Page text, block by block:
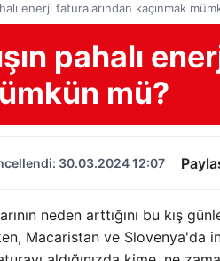
enerji faturalarından kaçınmak
pahalı
mü?
30.03.2024 12:07
neden arttığını bu kış
Macaristan ve Slovenya'da